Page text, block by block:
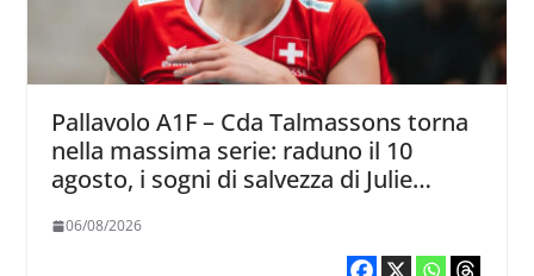
Pallavolo A1F – Cda Talmassons torna
nella massima serie: raduno il 10
agosto, i sogni di salvezza di Julie
06/08/2026